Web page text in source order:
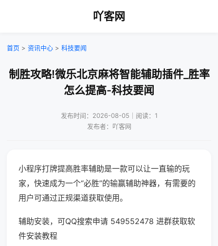
吖客网
首页 > 资讯中心 > 科技要闻
制胜攻略!微乐北京麻将智能辅助插件_胜率
怎么提高-科技要闻
发布时间：2026-08-05｜阅读：1
发布者：吖客网
小程序打牌提高胜率辅助是一款可以让一直输的玩
家，快速成为一个“必胜”的输赢辅助神器，有需要的
用户可通过正规渠道获取使用。
辅助安装，可QQ搜索申请 549552478 进群获取软
件安装教程